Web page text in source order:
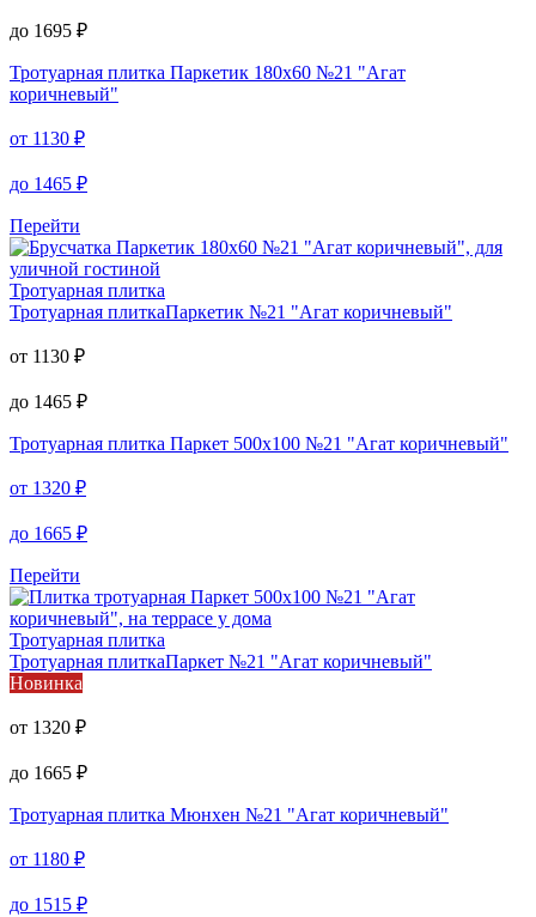
до 1695 ₽
Тротуарная плитка Паркетик 180х60 №21 "Агат
коричневый"
от 1130 ₽
до 1465 ₽
Перейти
Тротуарная плитка
Тротуарная плиткаПаркетик №21 "Агат коричневый"
от 1130 ₽
до 1465 ₽
Тротуарная плитка Паркет 500х100 №21 "Агат коричневый"
от 1320 ₽
до 1665 ₽
Перейти
Тротуарная плитка
Тротуарная плиткаПаркет №21 "Агат коричневый"
Новинка
от 1320 ₽
до 1665 ₽
Тротуарная плитка Мюнхен №21 "Агат коричневый"
от 1180 ₽
до 1515 ₽